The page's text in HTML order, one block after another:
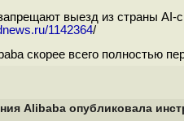
выезд из страны AI-
1142364/
скорее всего полностью
Alibaba опубликовала